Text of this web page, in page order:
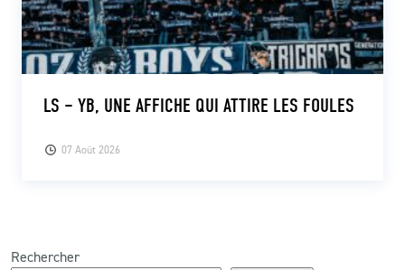
07 Août 2026
LS – YB, UNE AFFICHE QUI ATTIRE LES FOULES
Rechercher